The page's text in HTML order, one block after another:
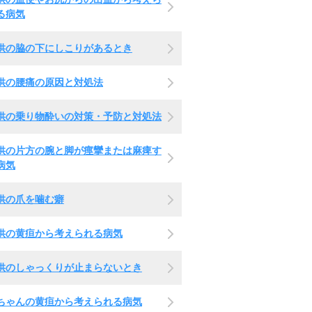
病気
の脇の下にしこりがあるとき
の腰痛の原因と対処法
の乗り物酔いの対策・予防と対処法
の片方の腕と脚が痙攣または麻痺す
気
の爪を噛む癖
の黄疸から考えられる病気
のしゃっくりが止まらないとき
ゃんの黄疸から考えられる病気